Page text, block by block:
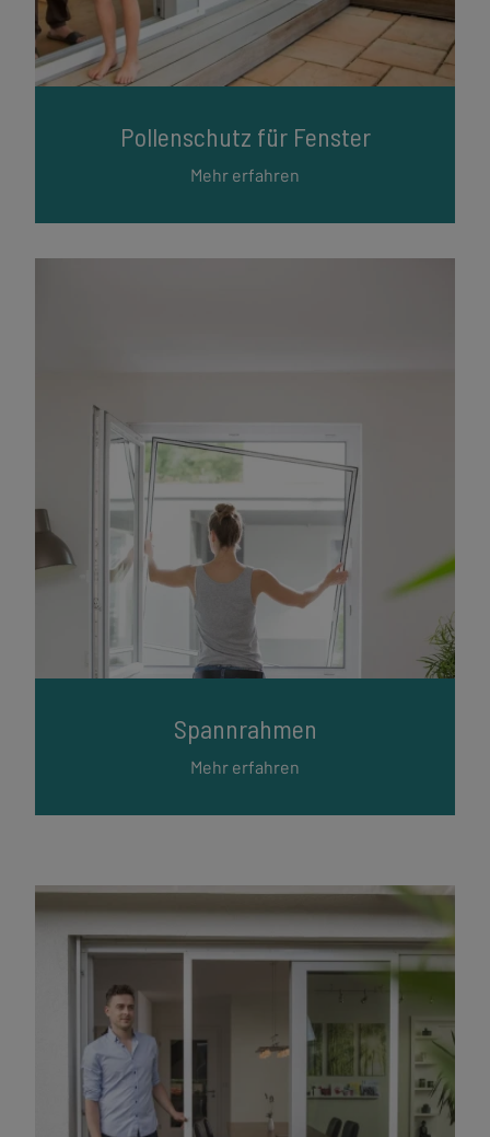
Pollenschutz für Fenster
Mehr erfahren
Spannrahmen
Mehr erfahren